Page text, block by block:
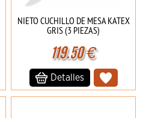
NIETO CUCHILLO DE MESA KATEX
GRIS (3 PIEZAS)
119.50€
Detalles